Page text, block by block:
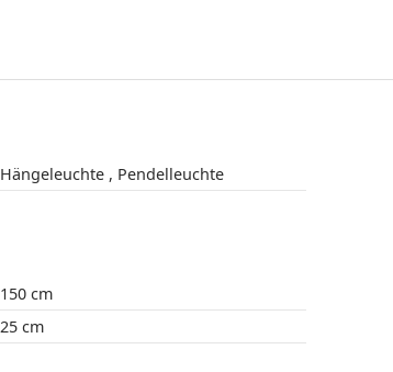
Hängeleuchte , Pendelleuchte
150 cm
25 cm